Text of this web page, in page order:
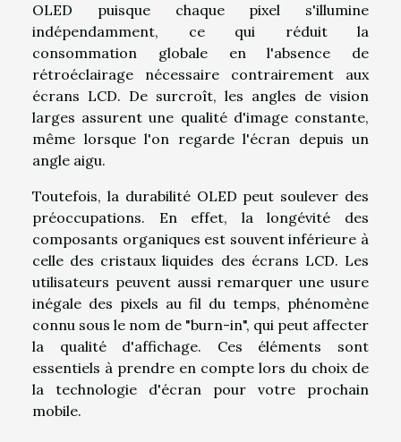
OLED puisque chaque pixel s'illumine
indépendamment, ce qui réduit la
consommation globale en l'absence de
rétroéclairage nécessaire contrairement aux
écrans LCD. De surcroît, les angles de vision
larges assurent une qualité d'image constante,
même lorsque l'on regarde l'écran depuis un
angle aigu.
Toutefois, la durabilité OLED peut soulever des
préoccupations. En effet, la longévité des
composants organiques est souvent inférieure à
celle des cristaux liquides des écrans LCD. Les
utilisateurs peuvent aussi remarquer une usure
inégale des pixels au fil du temps, phénomène
connu sous le nom de "burn-in", qui peut affecter
la qualité d'affichage. Ces éléments sont
essentiels à prendre en compte lors du choix de
la technologie d'écran pour votre prochain
mobile.